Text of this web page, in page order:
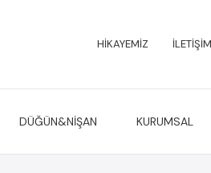
HİKAYEMİZ İLETİŞİM
DÜĞÜN&NİŞAN KURUMSAL